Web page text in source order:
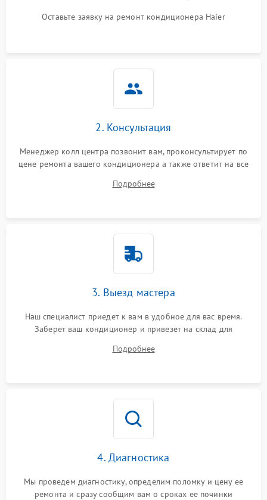
Оставьте заявку на ремонт кондиционера Haier
2. Консультация
Менеджер колл центра позвонит вам, проконсультирует по
цене ремонта вашего кондиционера а также ответит на все
Подробнее
3. Выезд мастера
Наш специалист приедет к вам в удобное для вас время.
Заберет ваш кондиционер и привезет на склад для
Подробнее
4. Диагностика
Мы проведем диагностику, определим поломку и цену ее
ремонта и сразу сообщим вам о сроках ее починки